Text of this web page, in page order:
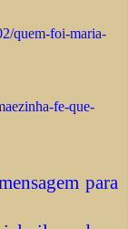
quem-foi-maria-
fe-que-
para